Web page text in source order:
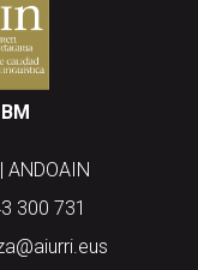
ANDOAIN
300 731